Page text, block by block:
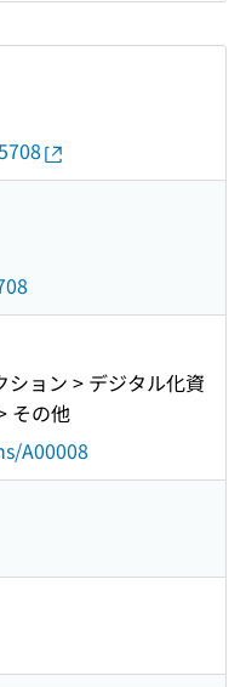
ョン > デジタル化資
その他
A00008